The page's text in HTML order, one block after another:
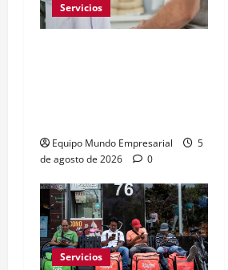
Servicios
Equipo Mundo Empresarial
5
de agosto de 2026
0
Servicios